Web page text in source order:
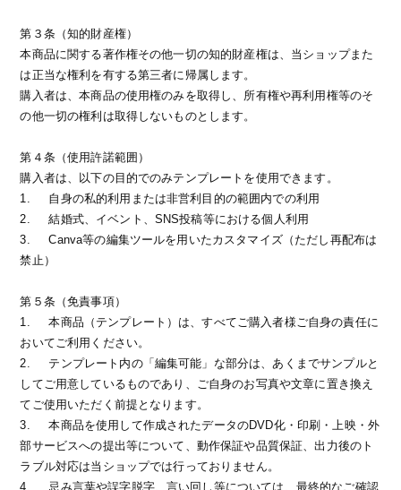
第３条（知的財産権）
本商品に関する著作権その他一切の知的財産権は、当ショップまた
は正当な権利を有する第三者に帰属します。
購入者は、本商品の使用権のみを取得し、所有権や再利用権等のそ
の他一切の権利は取得しないものとします。
第４条（使用許諾範囲）
購入者は、以下の目的でのみテンプレートを使用できます。
1.
自身の私的利用または非営利目的の範囲内での利用
2.
結婚式、イベント、SNS投稿等における個人利用
3.
Canva等の編集ツールを用いたカスタマイズ（ただし再配布は
禁止）
第５条（免責事項）
1.
本商品（テンプレート）は、すべてご購入者様ご自身の責任に
おいてご利用ください。
2.
テンプレート内の「編集可能」な部分は、あくまでサンプルと
してご用意しているものであり、ご自身のお写真や文章に置き換え
てご使用いただく前提となります。
3.
本商品を使用して作成されたデータのDVD化・印刷・上映・外
部サービスへの提出等について、動作保証や品質保証、出力後のト
ラブル対応は当ショップでは行っておりません。
4.
忌み言葉や誤字脱字、言い回し等については、最終的なご確認